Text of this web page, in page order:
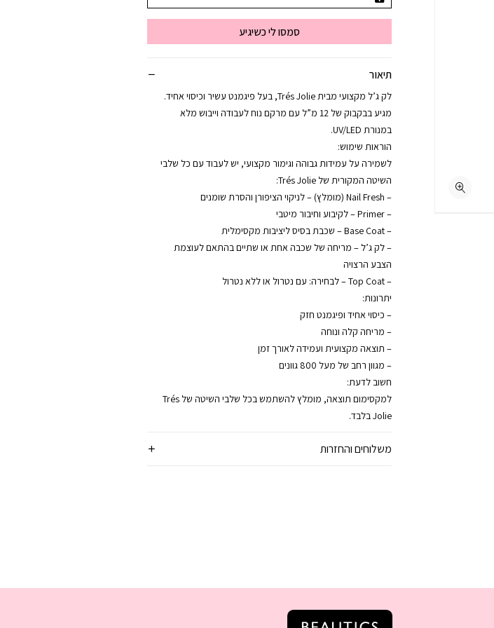
סמסו לי כשיגיע
תיאור
לק ג’ל מקצועי מבית Trés Jolie, בעל פיגמנט עשיר וכיסוי אחיד.
מגיע בבקבוק של 12 מ”ל עם מרקם נוח לעבודה וייבוש מלא
במנורת UV/LED.
הוראות שימוש:
לשמירה על עמידות גבוהה וגימור מקצועי, יש לעבוד עם כל שלבי
השיטה המקורית של Trés Jolie:
– Nail Fresh (מומלץ) – לניקוי הציפורן והסרת שומנים
– Primer – לקיבוע וחיבור מיטבי
– Base Coat – שכבת בסיס ליציבות מקסימלית
– לק ג’ל – מריחה של שכבה אחת או שתיים בהתאם לעוצמת
הצבע הרצויה
– Top Coat – לבחירה: עם נטרול או ללא נטרול
יתרונות:
– כיסוי אחיד ופיגמנט חזק
– מריחה קלה ונוחה
– תוצאה מקצועית ועמידה לאורך זמן
– מגוון רחב של מעל 800 גוונים
חשוב לדעת:
למקסימום תוצאה, מומלץ להשתמש בכל שלבי השיטה של Trés
Jolie בלבד.
משלוחים והחזרות